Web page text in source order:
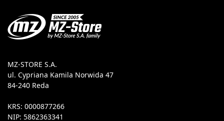
MZ-STORE S.A.
ul. Cypriana Kamila Norwida 47
84-240 Reda
KRS: 0000877266
NIP: 5862363341